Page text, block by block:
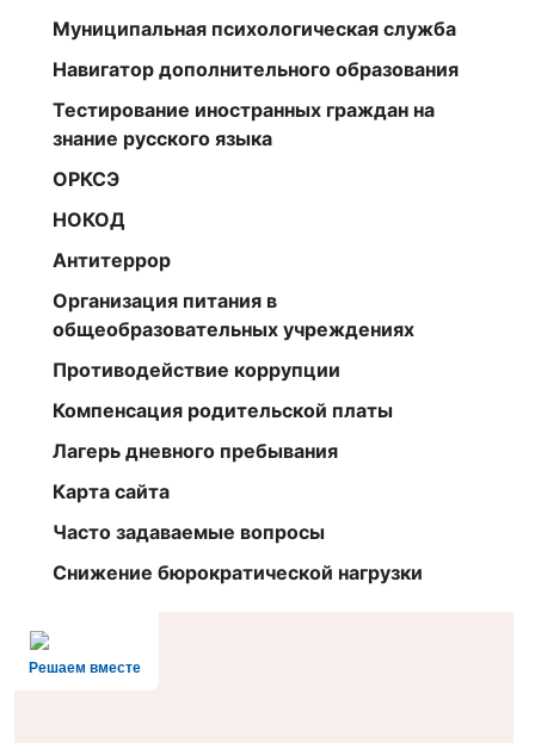
Муниципальная психологическая служба
Навигатор дополнительного образования
Тестирование иностранных граждан на
знание русского языка
ОРКСЭ
НОКОД
Антитеррор
Организация питания в
общеобразовательных учреждениях
Противодействие коррупции
Компенсация родительской платы
Лагерь дневного пребывания
Карта сайта
Часто задаваемые вопросы
Снижение бюрократической нагрузки
Решаем вместе